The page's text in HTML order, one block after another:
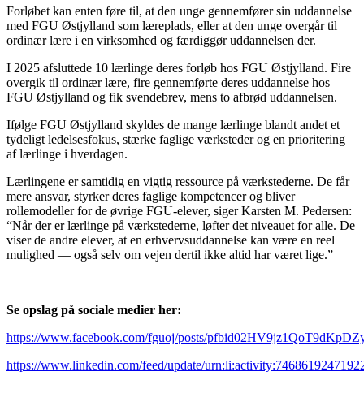
Forløbet kan enten føre til, at den unge gennemfører sin uddannelse
med FGU Østjylland som læreplads, eller at den unge overgår til
ordinær lære i en virksomhed og færdiggør uddannelsen der.
I 2025 afsluttede 10 lærlinge deres forløb hos FGU Østjylland. Fire
overgik til ordinær lære, fire gennemførte deres uddannelse hos
FGU Østjylland og fik svendebrev, mens to afbrød uddannelsen.
Ifølge FGU Østjylland skyldes de mange lærlinge blandt andet et
tydeligt ledelsesfokus, stærke faglige værksteder og en prioritering
af lærlinge i hverdagen.
Lærlingene er samtidig en vigtig ressource på værkstederne. De får
mere ansvar, styrker deres faglige kompetencer og bliver
rollemodeller for de øvrige FGU-elever, siger Karsten M. Pedersen:
“Når der er lærlinge på værkstederne, løfter det niveauet for alle. De
viser de andre elever, at en erhvervsuddannelse kan være en reel
mulighed — også selv om vejen dertil ikke altid har været lige.”
Se opslag på sociale medier her:
https://www.facebook.com/fguoj/posts/
https://www.linkedin.com/feed/update/